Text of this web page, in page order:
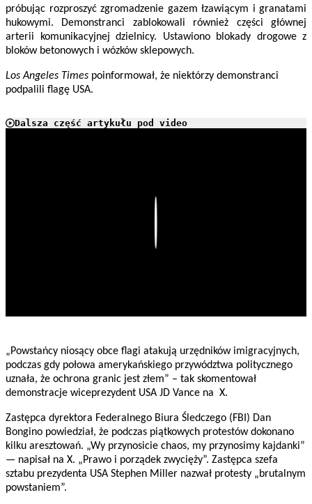
próbując rozproszyć zgromadzenie gazem łzawiącym i granatami
hukowymi. Demonstranci zablokowali również części głównej
arterii komunikacyjnej dzielnicy. Ustawiono blokady drogowe z
bloków betonowych i wózków sklepowych.
Los Angeles Times poinformował, że niektórzy demonstranci
podpalili flagę USA.
Dalsza część artykułu pod video
„Powstańcy niosący obce flagi atakują urzędników imigracyjnych,
podczas gdy połowa amerykańskiego przywództwa politycznego
uznała, że ​​ochrona granic jest złem” – tak skomentował
demonstracje wiceprezydent USA JD Vance na X.
Zastępca dyrektora Federalnego Biura Śledczego (FBI) Dan
Bongino powiedział, że podczas piątkowych protestów dokonano
kilku aresztowań. „Wy przynosicie chaos, my przynosimy kajdanki”
— napisał na X. „Prawo i porządek zwycięży”. Zastępca szefa
sztabu prezydenta USA Stephen Miller nazwał protesty „brutalnym
powstaniem”.